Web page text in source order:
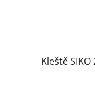
Kleště